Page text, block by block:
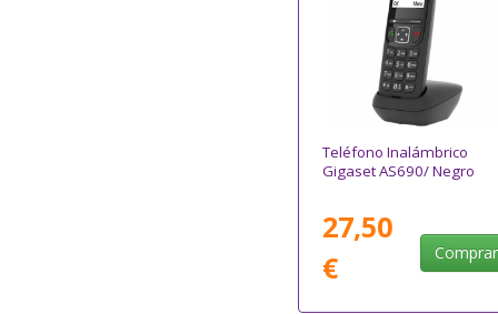
Teléfono Inalámbrico
Gigaset AS690/ Negro
27,50
€
Comprar